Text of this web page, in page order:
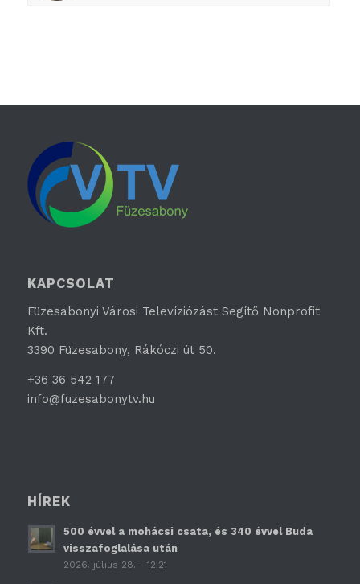
KAPCSOLAT
Füzesabonyi Városi Televíziózást Segítő Nonprofit
Kft.
3390 Füzesabony, Rákóczi út 50.
+36 36 542 177
info@fuzesabonytv.hu
HÍREK
500 évvel a mohácsi csata, és 340 évvel Buda
visszafoglalása után
2026. július 28. - 12:21